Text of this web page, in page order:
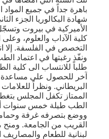
باهرة جداً في جميع المواد
شهادة البكالوريا الجزء
الأميركية في بيروت
كلية الآداب والعلوم،
التخصص في الفلسفة. إلا
ونفّذ رغبتها في اعتماد
آخر للحصول على مساعدة
البريطاني. ونظراً
الممتاز تكفل المجلس
ووضع بتصرفه غرفة
لبنانية للطعام